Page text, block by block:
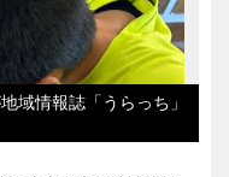
情報誌「うらっち」